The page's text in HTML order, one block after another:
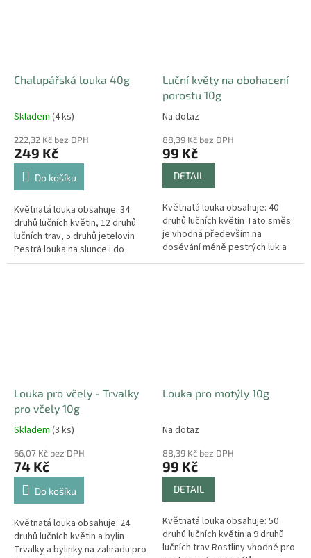
Chalupářská louka 40g
Skladem (4 ks)
222,32 Kč bez DPH
249 Kč
Do košíku
Květnatá louka obsahuje: 34
druhů lučních květin, 12 druhů
lučních trav, 5 druhů jetelovin
Pestrá louka na slunce i do
polostínu.
Luční květy na obohacení
porostu 10g
Na dotaz
88,39 Kč bez DPH
99 Kč
DETAIL
Květnatá louka obsahuje: 40
druhů lučních květin Tato směs
je vhodná především na
dosévání méně pestrých luk a
mezerovitých trávníků.
Louka pro včely - Trvalky
pro včely 10g
Skladem (3 ks)
66,07 Kč bez DPH
74 Kč
Do košíku
Květnatá louka obsahuje: 24
druhů lučních květin a bylin
Trvalky a bylinky na zahradu pro
Louka pro motýly 10g
Na dotaz
88,39 Kč bez DPH
99 Kč
DETAIL
Květnatá louka obsahuje: 50
druhů lučních květin a 9 druhů
lučních trav Rostliny vhodné pro